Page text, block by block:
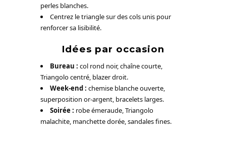
perles blanches.
Centrez le triangle sur des cols unis pour
renforcer sa lisibilité.
Idées par occasion
Bureau : col rond noir, chaîne courte,
Triangolo centré, blazer droit.
Week-end : chemise blanche ouverte,
superposition or-argent, bracelets larges.
Soirée : robe émeraude, Triangolo
malachite, manchette dorée, sandales fines.